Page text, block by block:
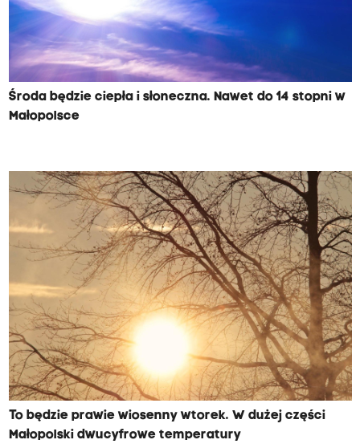
Środa będzie ciepła i słoneczna. Nawet do 14 stopni w
Małopolsce
To będzie prawie wiosenny wtorek. W dużej części
Małopolski dwucyfrowe temperatury